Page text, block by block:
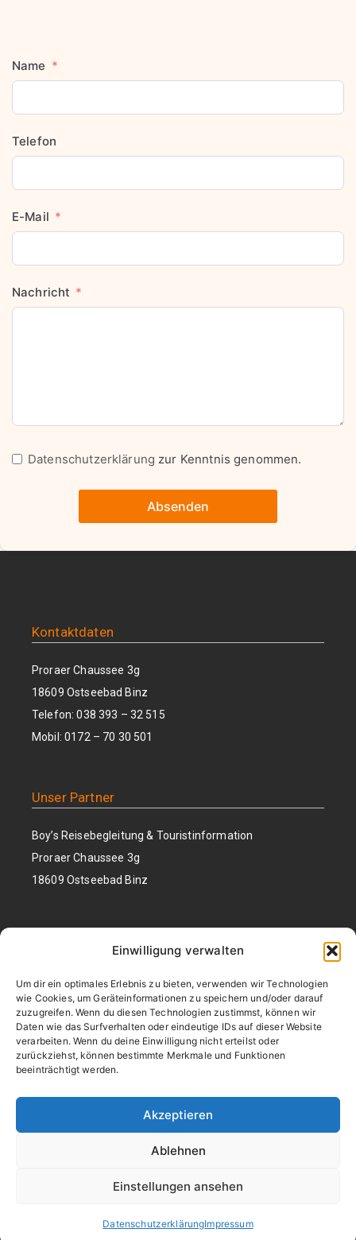
Einwilligung verwalten
Um dir ein optimales Erlebnis zu bieten, verwenden wir Technologien
wie Cookies, um Geräteinformationen zu speichern und/oder darauf
zuzugreifen. Wenn du diesen Technologien zustimmst, können wir
Daten wie das Surfverhalten oder eindeutige IDs auf dieser Website
verarbeiten. Wenn du deine Einwilligung nicht erteilst oder
zurückziehst, können bestimmte Merkmale und Funktionen
beeinträchtigt werden.
Akzeptieren
Ablehnen
Einstellungen ansehen
DatenschutzerklärungImpressum
Name
Telefon
E-Mail
Nachricht
Datenschutzerklärung zur Kenntnis genommen.
Absenden
Kontaktdaten
Proraer Chaussee 3g
18609 Ostseebad Binz
Telefon:038 393 – 32 515
Mobil:0172 – 70 30 501
Unser Partner
Boy’s Reisebegleitung & Touristinformation
Proraer Chaussee 3g
18609 Ostseebad Binz
AGB
Impressum
Datenschutzerklärung
Barrierefrei­heits­erklärung
Social Media
Wir auf Facebook
© Alle Rechte vorbehalten. Rügenrundfahrt.de